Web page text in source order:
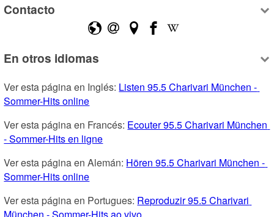
Contacto
En otros idiomas
Ver esta página en Inglés: Listen 95.5 Charivari München -
Sommer-Hits online
Ver esta página en Francés: Ecouter 95.5 Charivari München
- Sommer-Hits en ligne
Ver esta página en Alemán: Hören 95.5 Charivari München -
Sommer-Hits online
Ver esta página en Portugues: Reproduzir 95.5 Charivari
München - Sommer-Hits ao vivo